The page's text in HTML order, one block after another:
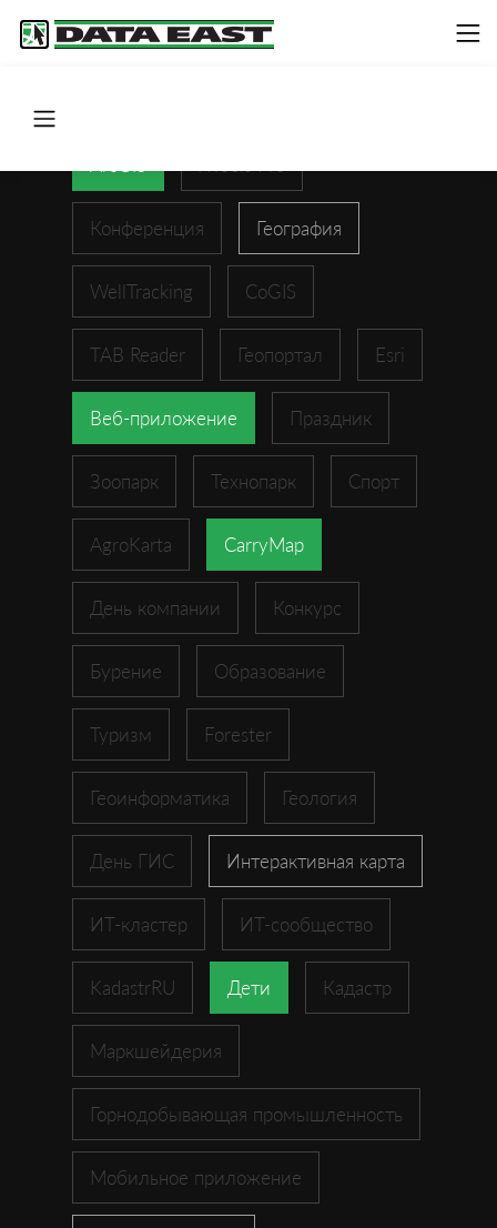
Конференция География
WellTracking CoGIS
TAB Reader Геопортал Esri
Веб-приложение Праздник
Зоопарк Технопарк Спорт
AgroKarta CarryMap
День компании Конкурс
Бурение Образование
Туризм Forester
Геоинформатика Геология
День ГИС Интерактивная карта
ИТ-кластер ИТ-сообщество
KadastrRU Дети Кадастр
Маркшейдерия
Горнодобывающая промышленность
Мобильное приложение